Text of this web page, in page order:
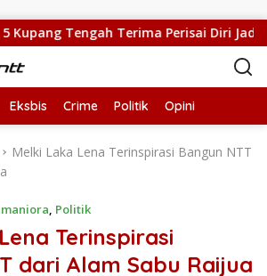
Tengah Terima Perisai Diri Jadi
Eksbis Crime Politik Opini
Melki Laka Lena Terinspirasi Bangun NTT
, Politik
Terinspirasi
dari Alam Sabu Raijua